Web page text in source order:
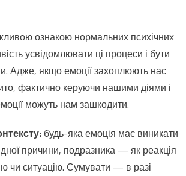
ознакою нормальних психічних
усвідомлювати ці процеси і бути
Адже, якщо емоції захоплюють нас
фактично керуючи нашими діями і
можуть нам зашкодити.
будь-яка емоція має виникати
причини, подразника — як реакція
чи ситуацію. Сумувати — в разі